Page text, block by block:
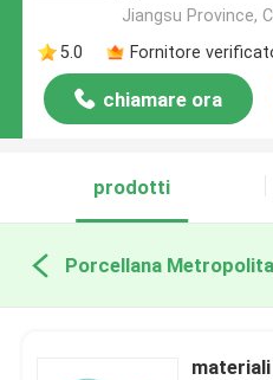
Jiangsu Province,
5.0
Fornitore
chiamare ora
prodotti
Porcellana